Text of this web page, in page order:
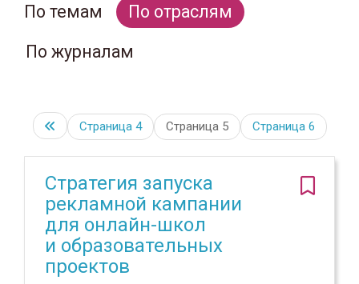
По темам
По отраслям
По журналам
Страница 4 Страница 5 Страница 6
Стратегия запуска
рекламной кампании
для онлайн-школ
и образовательных
проектов